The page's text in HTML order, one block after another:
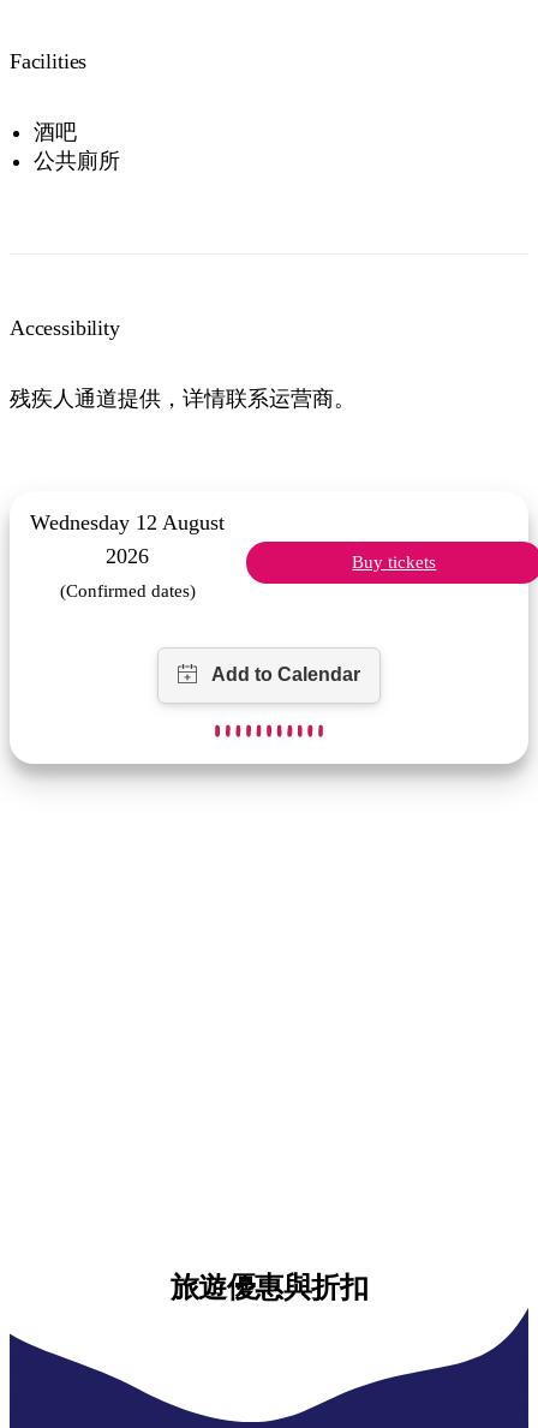
Facilities
酒吧
公共廁所
Accessibility
残疾人通道提供，详情联系运营商。
Wednesday 12 August
2026
(Confirmed dates)
Buy tickets
旅遊優惠與折扣